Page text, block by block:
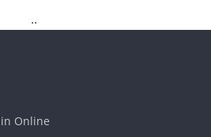
..
Online